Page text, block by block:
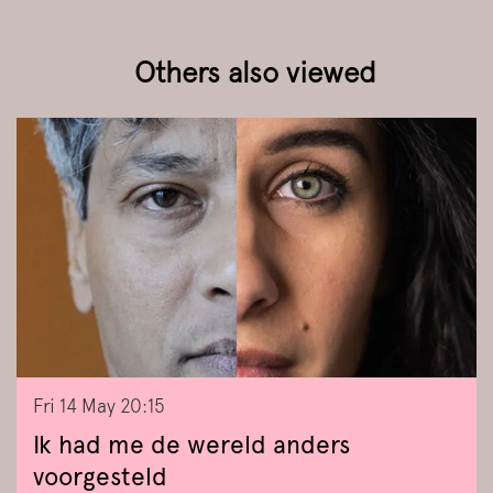
Others also viewed
Ik had me de wereld anders
voorgesteld
Fri 14 May 20:15